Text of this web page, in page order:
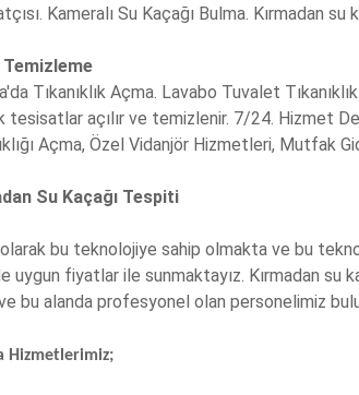
Kameralı Su Kaçağı Bulma. Kırmadan
Temizleme
Tıkanıklık Açma. Lavabo Tuvalet
tesisatlar açılır ve temizlenir. 7/24. Hizmet
Açma, Özel Vidanjör Hizmetleri, Mutfak
Su Kaçağı Tespiti
olarak bu teknolojiye sahip olmakta ve bu
uygun fiyatlar ile sunmaktayız. Kırmadan
bu alanda profesyonel olan personelimiz
Hizmetlerimiz;